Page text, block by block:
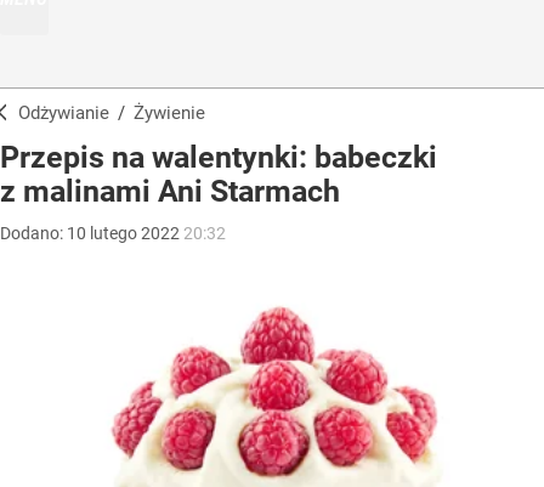
Odżywianie / Żywienie
Przepis na walentynki: babeczki
z malinami Ani Starmach
Dodano: 10 lutego2022 20:32